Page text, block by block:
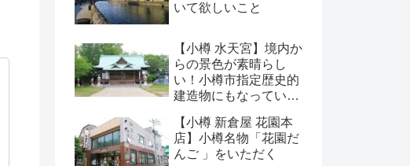
いて欲しいこと
【小樽 水天宮】境内か
らの景色が素晴らし
い！小樽市指定歴史的
建造物にもなっている
【小樽 新倉屋 花園本
店】小樽名物「花園だ
んご 」をいただく